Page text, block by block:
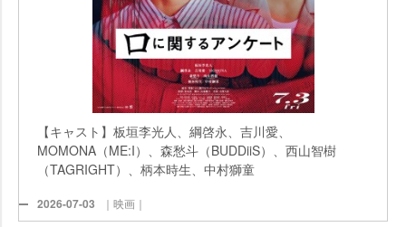
【キャスト】板垣李光人、綱啓永、吉川愛、
MOMONA（ME:I）、森愁斗（BUDDiiS）、西山智樹
（TAGRIGHT）、柄本時生、中村獅童
2026-07-03 ｜映画｜